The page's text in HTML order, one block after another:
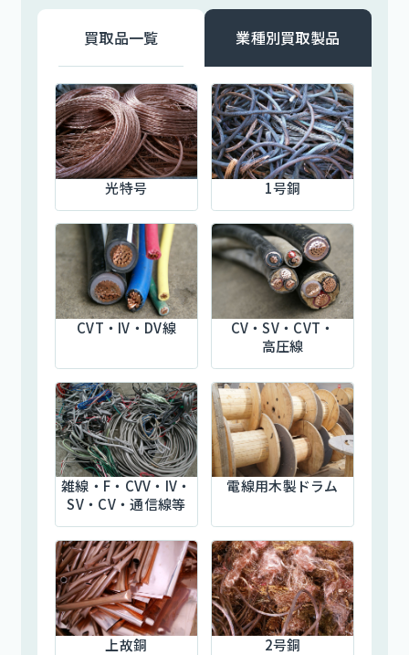
買取品一覧 業種別買取製品
光特号 1号銅
CVT・IV・DV線
CV・SV・CVT・
高圧線
雑線・F・CVV・IV・
SV・CV・通信線等
電線用木製ドラム
上故銅 2号銅